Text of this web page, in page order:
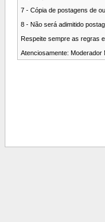
7 - Cópia de postagens de
8 - Não será adimitido
Respeite sempre as regras
Atenciosamente: Moderador